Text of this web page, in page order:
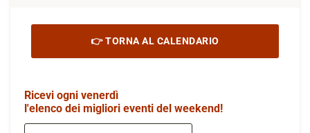
👉 TORNA AL CALENDARIO
Ricevi ogni venerdì
l'elenco dei migliori eventi del weekend!